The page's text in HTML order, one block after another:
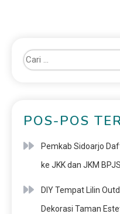
POS-POS
Pemkab Sidoarjo
ke JKK dan JKM
DIY Tempat Lilin
Dekorasi Taman